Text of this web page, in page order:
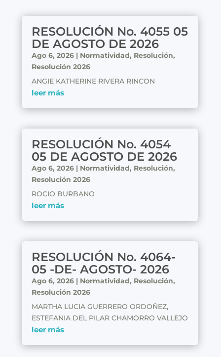
RESOLUCIÓN No. 4055 05
DE AGOSTO DE 2026
Ago 6, 2026| Normatividad, Resolución,
Resolución 2026
ANGIE KATHERINE RIVERA RINCON
leer más
RESOLUCIÓN No. 4054
05 DE AGOSTO DE 2026
Ago 6, 2026| Normatividad, Resolución,
Resolución 2026
ROCIO BURBANO
leer más
RESOLUCIÓN No. 4064-
05 -DE- AGOSTO- 2026
Ago 6, 2026| Normatividad, Resolución,
Resolución 2026
MARTHA LUCIA GUERRERO ORDOÑEZ,
ESTEFANIA DEL PILAR CHAMORRO VALLEJO
leer más